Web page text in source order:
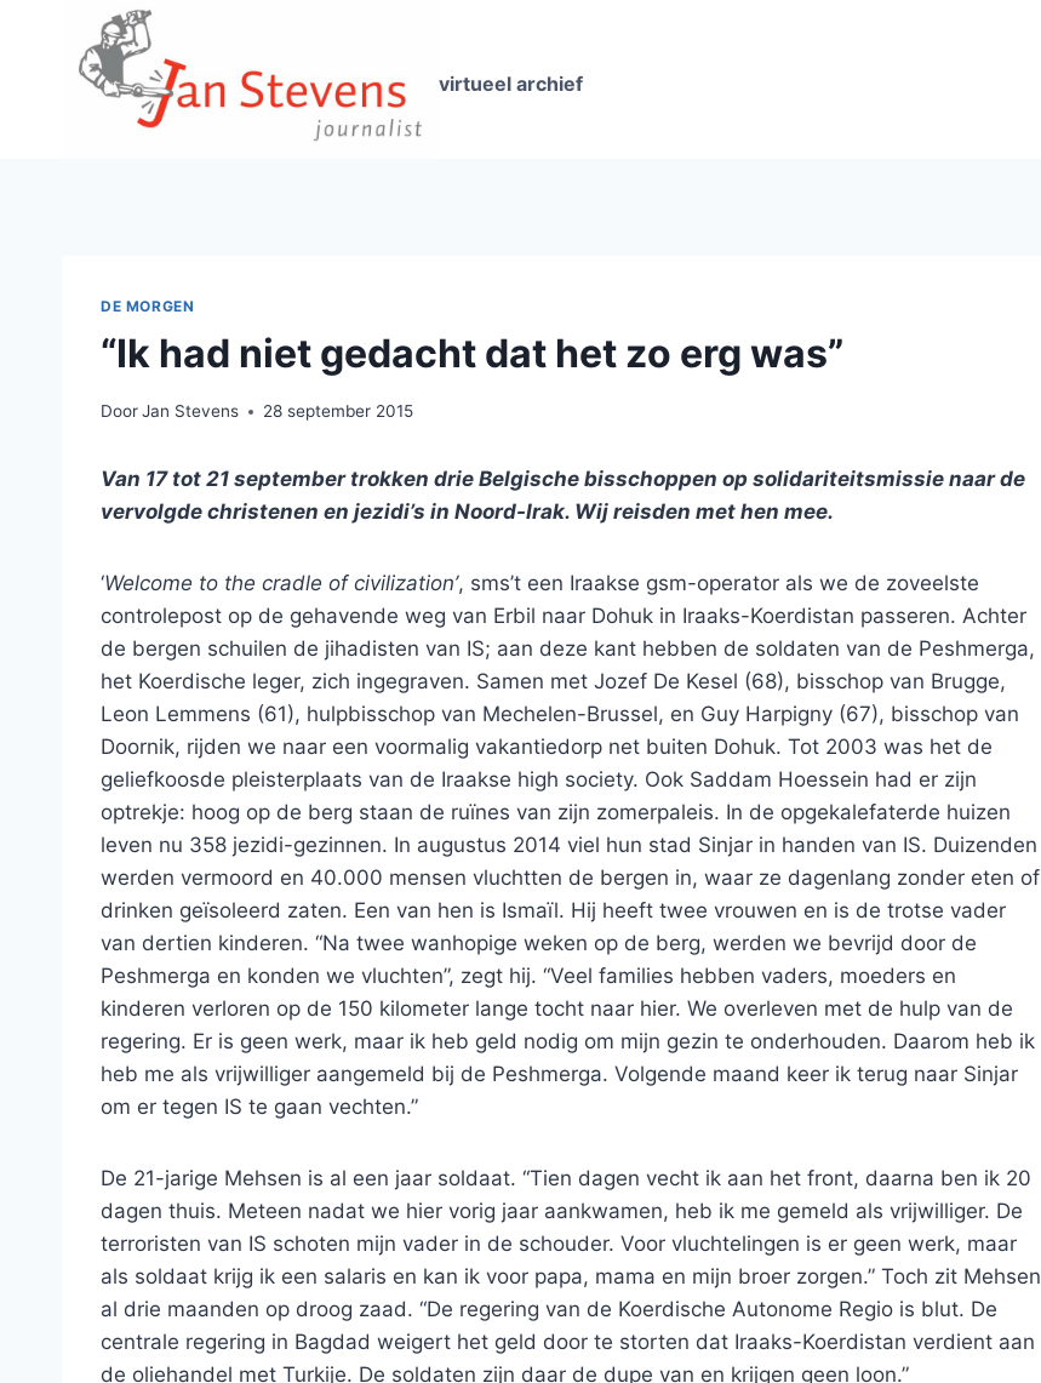
virtueel archief
DE MORGEN
“Ik had niet gedacht dat het zo erg was”
DoorJan Stevens 28 september 2015
Van 17 tot 21 september trokken drie Belgische bisschoppen op solidariteitsmissie naar de
vervolgde christenen en jezidi’s in Noord-Irak. Wij reisden met hen mee.
‘Welcome to the cradle of civilization’, sms’t een Iraakse gsm-operator als we de zoveelste
controlepost op de gehavende weg van Erbil naar Dohuk in Iraaks-Koerdistan passeren. Achter
de bergen schuilen de jihadisten van IS; aan deze kant hebben de soldaten van de Peshmerga,
het Koerdische leger, zich ingegraven. Samen met Jozef De Kesel (68), bisschop van Brugge,
Leon Lemmens (61), hulpbisschop van Mechelen-Brussel, en Guy Harpigny (67), bisschop van
Doornik, rijden we naar een voormalig vakantiedorp net buiten Dohuk. Tot 2003 was het de
geliefkoosde pleisterplaats van de Iraakse high society. Ook Saddam Hoessein had er zijn
optrekje: hoog op de berg staan de ruïnes van zijn zomerpaleis. In de opgekalefaterde huizen
leven nu 358 jezidi-gezinnen. In augustus 2014 viel hun stad Sinjar in handen van IS. Duizenden
werden vermoord en 40.000 mensen vluchtten de bergen in, waar ze dagenlang zonder eten of
drinken geïsoleerd zaten. Een van hen is Ismaïl. Hij heeft twee vrouwen en is de trotse vader
van dertien kinderen. “Na twee wanhopige weken op de berg, werden we bevrijd door de
Peshmerga en konden we vluchten”, zegt hij. “Veel families hebben vaders, moeders en
kinderen verloren op de 150 kilometer lange tocht naar hier. We overleven met de hulp van de
regering. Er is geen werk, maar ik heb geld nodig om mijn gezin te onderhouden. Daarom heb ik
heb me als vrijwilliger aangemeld bij de Peshmerga. Volgende maand keer ik terug naar Sinjar
om er tegen IS te gaan vechten.”
De 21-jarige Mehsen is al een jaar soldaat. “Tien dagen vecht ik aan het front, daarna ben ik 20
dagen thuis. Meteen nadat we hier vorig jaar aankwamen, heb ik me gemeld als vrijwilliger. De
terroristen van IS schoten mijn vader in de schouder. Voor vluchtelingen is er geen werk, maar
als soldaat krijg ik een salaris en kan ik voor papa, mama en mijn broer zorgen.” Toch zit Mehsen
al drie maanden op droog zaad. “De regering van de Koerdische Autonome Regio is blut. De
centrale regering in Bagdad weigert het geld door te storten dat Iraaks-Koerdistan verdient aan
de oliehandel met Turkije. De soldaten zijn daar de dupe van en krijgen geen loon.”